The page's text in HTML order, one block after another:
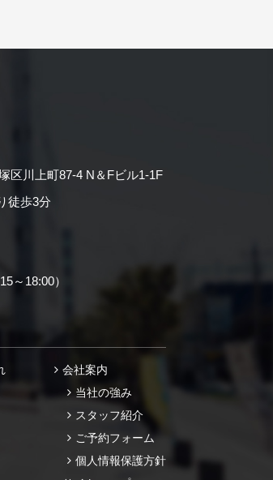
区川上町87-4 N＆Fビル1-1F
徒歩3分
～18:00）
会社案内
当社の強み
スタッフ紹介
ご予約フォーム
個人情報保護方針